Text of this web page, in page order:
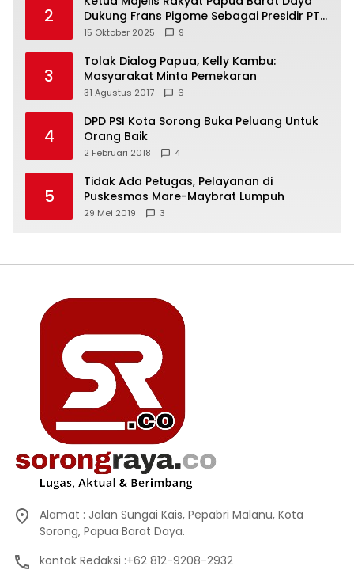
2
Dukung Frans Pigome Sebagai Presidir PT
Freeport Indonesia
15 Oktober 2025 9
3
Tolak Dialog Papua, Kelly Kambu:
Masyarakat Minta Pemekaran
31 Agustus 2017 6
4
DPD PSI Kota Sorong Buka Peluang Untuk
Orang Baik
2 Februari 2018 4
5
Tidak Ada Petugas, Pelayanan di
Puskesmas Mare-Maybrat Lumpuh
29 Mei 2019 3
Alamat : Jalan Sungai Kais, Pepabri Malanu, Kota
Sorong, Papua Barat Daya.
kontak Redaksi :+62 812-9208-2932